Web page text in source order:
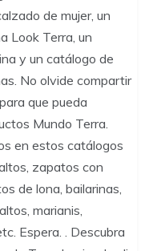
de mujer, un
Look Terra, un
y un catálogo de
No olvide compartir
que pueda
Mundo Terra.
en estos catálogos
zapatos con
de lona, ​​bailarinas,
marianis,
Espera. . Descubra